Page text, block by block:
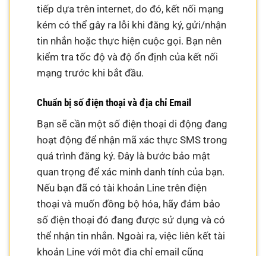
tiếp dựa trên internet, do đó, kết nối mạng
kém có thể gây ra lỗi khi đăng ký, gửi/nhận
tin nhắn hoặc thực hiện cuộc gọi. Bạn nên
kiểm tra tốc độ và độ ổn định của kết nối
mạng trước khi bắt đầu.
Chuẩn bị số điện thoại và địa chỉ Email
Bạn sẽ cần một số điện thoại di động đang
hoạt động để nhận mã xác thực SMS trong
quá trình đăng ký. Đây là bước bảo mật
quan trọng để xác minh danh tính của bạn.
Nếu bạn đã có tài khoản Line trên điện
thoại và muốn đồng bộ hóa, hãy đảm bảo
số điện thoại đó đang được sử dụng và có
thể nhận tin nhắn. Ngoài ra, việc liên kết tài
khoản Line với một địa chỉ email cũng